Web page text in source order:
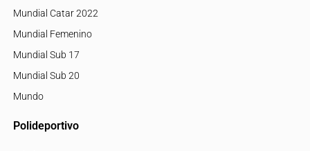
Mundial Catar 2022
Mundial Femenino
Mundial Sub 17
Mundial Sub 20
Mundo
Polideportivo